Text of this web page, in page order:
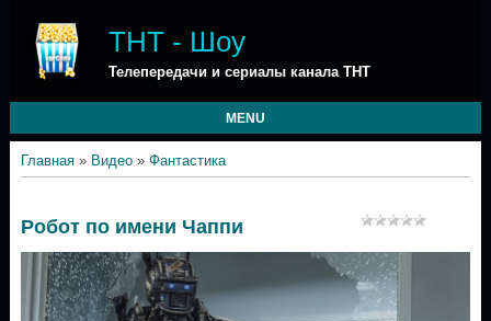
ТНТ - Шоу
Телепередачи и сериалы канала ТНТ
MENU
Главная» Видео» Фантастика
Робот по имени Чаппи